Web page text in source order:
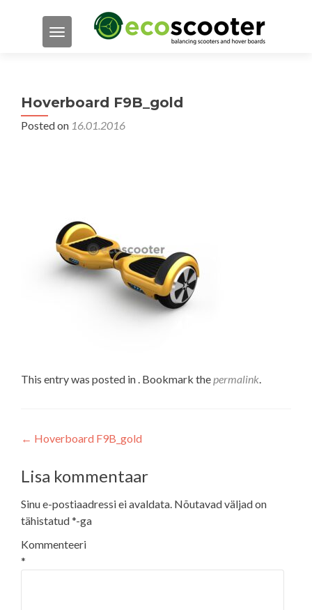
TOGGLE NAVIGATION
Hoverboard F9B_gold
Posted on 16.01.2016
This entry was posted in . Bookmark thepermalink.
Navigeerimine
← Hoverboard F9B_gold
Lisa kommentaar
Sinu e-postiaadressi ei avaldata. Nõutavad väljad on
tähistatud*-ga
Kommenteeri
*